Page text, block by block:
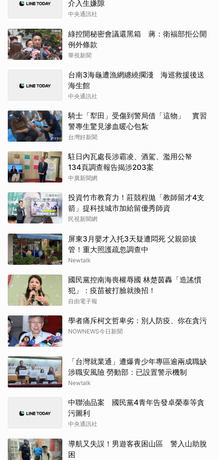
介入生嫌隙
中央通訊社
綠控開秘密會議還黑箱 蔣：衛福部拒公開
例外條款
華視新聞
台南3海龜遭漁網纏繞擱淺 海巡救援後送
海生館
中央通訊社
騎士「犁田」受傷到警局借「這物」 實習
警專生驚見滲血暖心包紮
台灣好新聞
駐日內瓦處長涉霸凌、酒駕、濫用公帑
134頁調查報告揭涉203案
中廣新聞網
投資竹市教育力！莊競程拋「教師留才4支
箭」提科技城市加給留優秀師資
民視新聞網
屏東3月嬰才入托3天疑遭悶死 父親節拔
管！重大照護疏忽調查中
Newtalk
國民黨控南海喪權辱國 林楚茵轟「造謠慣
犯」：疫苗被打臉就換招！
自由電子報
學者痛斥柯文哲卑劣：別人防疫、你在貪污
NOWNEWS今日新聞
「台灣就業通」遭爆青少年專區逾兩成職缺
涉職安風險 勞動部：已設置警示機制
Newtalk
中聯油品案 國民黨4青年告發卓榮泰等貪
污圖利
中央通訊社
導航又失誤！男遊客夜困山區 警入山助脫
困